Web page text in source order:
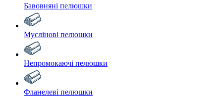
Бавовняні пелюшки
Муслінові пелюшки
Непромокаючі пелюшки
Фланелеві пелюшки